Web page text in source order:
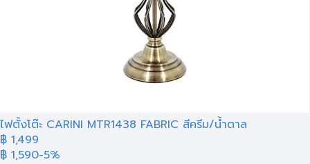
ไฟตั้งโต๊ะ CARINI MTR1438 FABRIC สีครีม/น้ำตาล
฿ 1,499
฿ 1,590-5%